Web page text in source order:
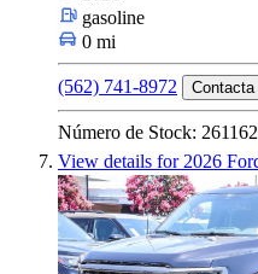
gasoline
0 mi
(562) 741-8972 Contacta
Número de Stock: 261162
View details for 2026